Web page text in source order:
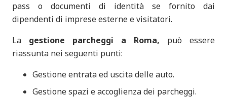
pass o documenti di identità se fornito dai
dipendenti di imprese esterne e visitatori.
La gestione parcheggi a Roma, può essere
riassunta nei seguenti punti:
Gestione entrata ed uscita delle auto.
Gestione spazi e accoglienza dei parcheggi.